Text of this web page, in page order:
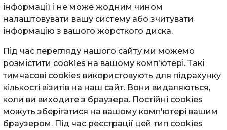
інформації і не може жодним чином
налаштовувати вашу систему або зчитувати
інформацію з вашого жорсткого диска.
Під час перегляду нашого сайту ми можемо
розмістити cookies на вашому комп'ютері. Такі
тимчасові cookies використовують для підрахунку
кількості візитів на наш сайт. Вони видаляються,
коли ви виходите з браузера. Постійні cookies
можуть зберігатися на вашому комп'ютері вашим
браузером. Під час реєстрації цей тип cookies